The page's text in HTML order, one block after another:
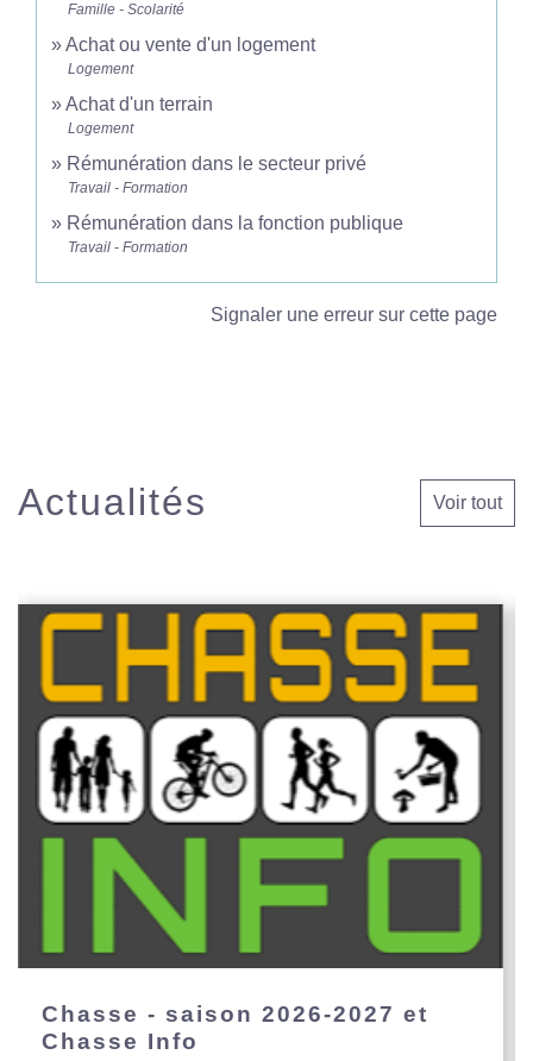
Famille - Scolarité
Achat ou vente d'un logement
Logement
Achat d'un terrain
Logement
Rémunération dans le secteur privé
Travail - Formation
Rémunération dans la fonction publique
Travail - Formation
Signaler une erreur sur cette page
Actualités Voir tout
Chasse - saison 2026-2027 et
Chasse Info